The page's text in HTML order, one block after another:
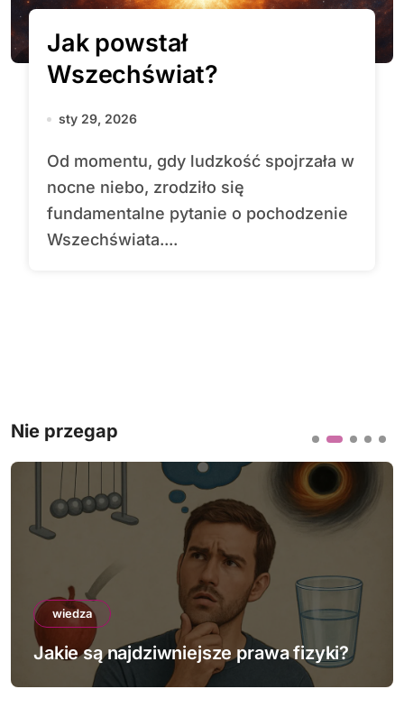
Jak powstał
Wszechświat?
sty 29, 2026
Od momentu, gdy ludzkość spojrzała w
nocne niebo, zrodziło się
fundamentalne pytanie o pochodzenie
Wszechświata....
Nie przegap
wiedza
Jakie są najdziwniejsze prawa fizyki?